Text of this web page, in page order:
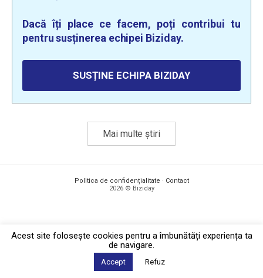
Dacă îți place ce facem, poți contribui tu
pentru susținerea echipei Biziday.
SUSȚINE ECHIPA BIZIDAY
Mai multe știri
Politica de confidențialitate · Contact
2026 © Biziday
Acest site foloseşte cookies pentru a îmbunătăți experiența ta
de navigare.
Accept Refuz